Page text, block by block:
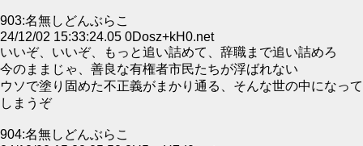
903:名無しどんぶらこ
24/12/02 15:33:24.05 0Dosz+kH0.net
いいぞ、いいぞ、もっと追い詰めて、辞職まで追い詰めろ
今のままじゃ、善良な有権者市民たちが浮ばれない
ウソで塗り固めた不正義がまかり通る、そんな世の中になって
しまうぞ
904:名無しどんぶらこ